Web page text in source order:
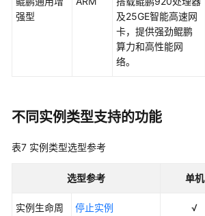
文
用
考
术
强型
及25GE智能高速网
卡，提供强劲鲲鹏
算力和高性能网
络。
不同实例类型支持的功能
表7 实例类型选型参考
选型参考 单机
实例生命周
停止实例
√